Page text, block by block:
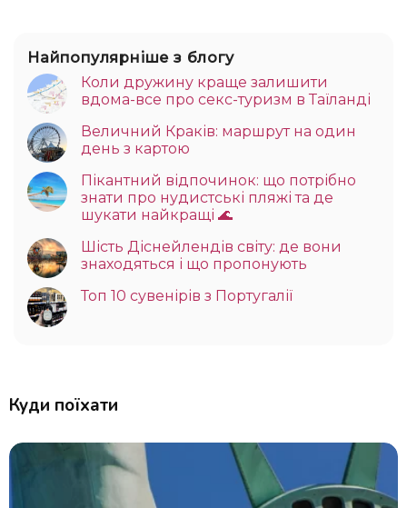
Найпопулярніше з блогу
Коли дружину краще залишити
вдома-все про секс-туризм в Таїланді
Величний Краків: маршрут на один
день з картою
Пікантний відпочинок: що потрібно
знати про нудистські пляжі та де
шукати найкращі 🌊
Шість Діснейлендів світу: де вони
знаходяться і що пропонують
Топ 10 сувенірів з Португалії
Куди поїхати